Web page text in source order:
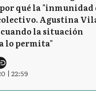
qué la "inmunidad
Agustina
la situación
lo permita"
| 22:59